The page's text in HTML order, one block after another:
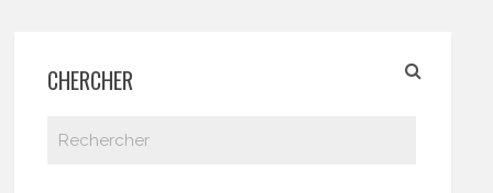
CHERCHER